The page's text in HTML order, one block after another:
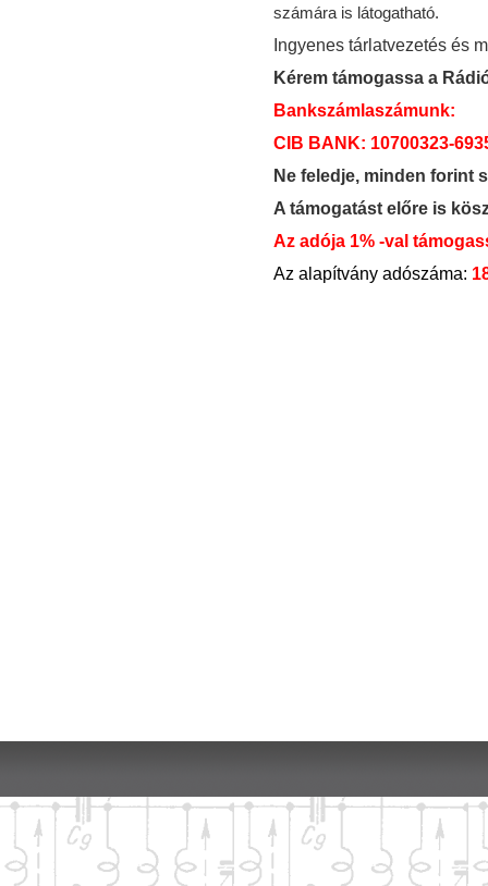
számára is látogatható.
Ingyenes tárlatvezetés és
Kérem támogassa a
Bankszámlaszámunk:
CIB BANK: 10700323-
Ne feledje, minden forint
A támogatást előre is
Az adója 1% -val
Az alapítvány adószáma: